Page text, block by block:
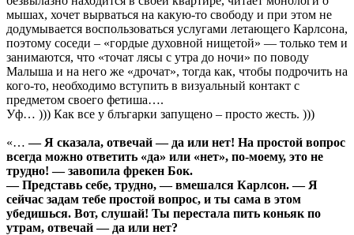
мышах, хочет вырваться на какую-то свободу и при этом не
додумывается воспользоваться услугами летающего Карлсона,
поэтому соседи – «гордые духовной нищетой» — только тем и
занимаются, что «точат лясы с утра до ночи» по поводу
Малыша и на него же «дрочат», тогда как, чтобы подрочить на
кого-то, необходимо вступить в визуальный контакт с
предметом своего фетиша….
Уф… ))) Как все у блъгарки запущено – просто жесть. )))
«… — Я сказала, отвечай — да или нет! На простой вопрос
всегда можно ответить «да» или «нет», по-моему, это не
трудно! — завопила фрекен Бок.
— Представь себе, трудно, — вмешался Карлсон. — Я
сейчас задам тебе простой вопрос, и ты сама в этом
убедишься. Вот, слушай! Ты перестала пить коньяк по
утрам, отвечай — да или нет?